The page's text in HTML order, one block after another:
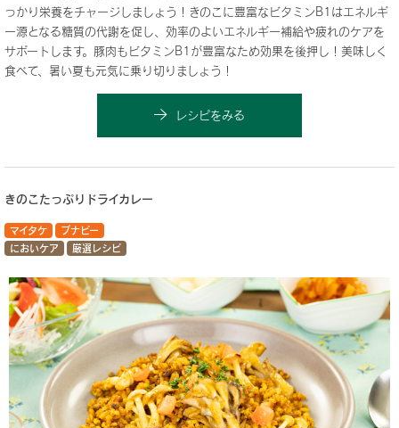
っかり栄養をチャージしましょう！きのこに豊富なビタミンB1はエネルギ
ー源となる糖質の代謝を促し、効率のよいエネルギー補給や疲れのケアを
サポートします。豚肉もビタミンB1が豊富なため効果を後押し！美味しく
食べて、暑い夏も元気に乗り切りましょう！
レシピをみる
きのこたっぷりドライカレー
マイタケ
ブナピー
においケア
厳選レシピ